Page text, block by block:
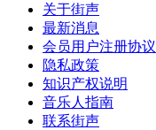
关于街声
最新消息
会员用户注册协议
隐私政策
知识产权说明
音乐人指南
联系街声